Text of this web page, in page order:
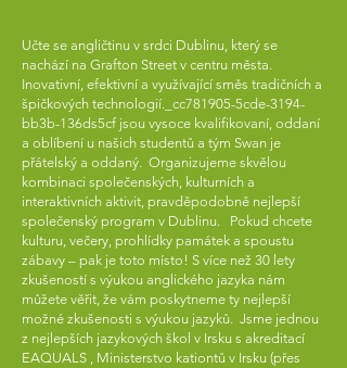
Učte se angličtinu v srdci Dublinu, který se
nachází na Grafton Street v centru města.
Inovativní, efektivní a využívající směs tradičních a
špičkových technologií._cc781905-5cde-3194-
bb3b-136ds5cf jsou vysoce kvalifikovaní, oddaní
a oblíbení u našich studentů a tým Swan je
přátelský a oddaný. Organizujeme skvělou
kombinaci společenských, kulturních a
interaktivních aktivit, pravděpodobně nejlepší
společenský program v Dublinu. Pokud chcete
kulturu, večery, prohlídky památek a spoustu
zábavy – pak je toto místo! S více než 30 lety
zkušeností s výukou anglického jazyka nám
můžete věřit, že vám poskytneme ty nejlepší
možné zkušenosti s výukou jazyků. Jsme jednou
z nejlepších jazykových škol v Irsku s akreditací
EAQUALS , Ministerstvo kationtů v Irsku (přes